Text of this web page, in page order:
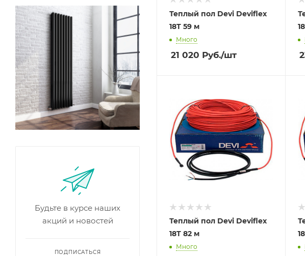
Теплый пол Devi Deviflex
18T 59 м
Много
21 020 Руб./шт
Теплый пол Devi Deviflex
18T 82 м
Много
Будьте в курсе наших
акций и новостей
ПОДПИСАТЬСЯ